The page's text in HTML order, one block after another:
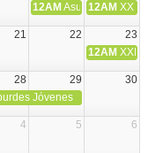
12AM Asunción de la
12AM XX
21 22
23
12AM XXI
28 29
30
Jóvenes
4 5 6